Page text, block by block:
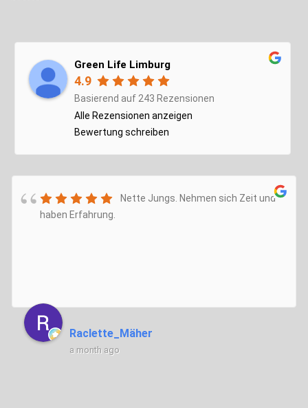
Green Life Limburg
4.9
Basierend auf 243 Rezensionen
Alle Rezensionen anzeigen
Bewertung schreiben
Nette Jungs. Nehmen sich Zeit und
haben Erfahrung.
Raclette_Mäher
a month ago